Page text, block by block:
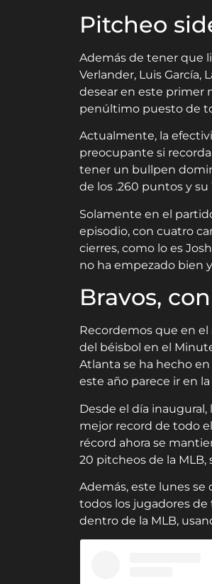
Pitcheo
Además de tener que
Verlander, Luis García,
desear en este primer
penúltimo puesto de
Actualmente, la
preocupante si
tener un bullpen
de los .260 puntos y su
Solamente en el
episodio, con cuatro
cierres, como lo es
no ha empezado bien
Bravos,
Recordemos que en el
del béisbol en el
Atlanta se ha hecho en
este año parece ir en
Desde el día
mejor record de todo
récord ahora se
20 pitcheos de la
Además, este lunes se
todos los jugadores
dentro de la MLB,